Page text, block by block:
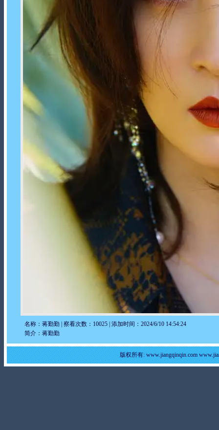
名称：蒋勤勤 | 察看次数：10025 | 添加时间：2024/6/10 14:54:24
简介：蒋勤勤
版权所有: www.jiangqinqin.com